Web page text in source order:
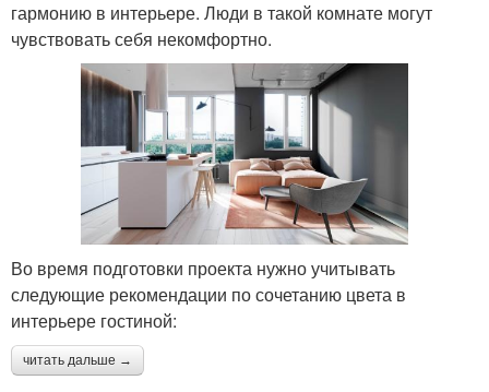
гармонию в интерьере. Люди в такой комнате могут
чувствовать себя некомфортно.
Во время подготовки проекта нужно учитывать
следующие рекомендации по сочетанию цвета в
интерьере гостиной:
читать дальше →